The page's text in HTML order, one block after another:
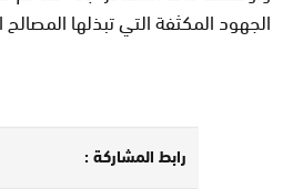
الجهود المكثفة التي تبذلها
رابط المشاركة :